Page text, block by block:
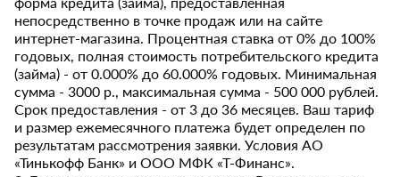
непосредственно в точке продаж или на сайте
интернет-магазина. Процентная ставка от 0% до 100%
годовых, полная стоимость потребительского кредита
(займа) - от 0.000% до 60.000% годовых. Минимальная
сумма - 3000 р., максимальная сумма - 500 000 рублей.
Срок предоставления - от 3 до 36 месяцев. Ваш тариф
и размер ежемесячного платежа будет определен по
результатам рассмотрения заявки. Условия АО
«Тинькофф Банк» и ООО МФК «Т-Финанс».